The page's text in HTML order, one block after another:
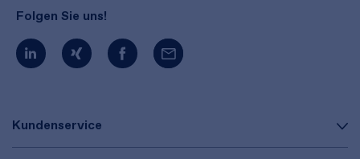
Kundenservice
Folgen Sie uns!